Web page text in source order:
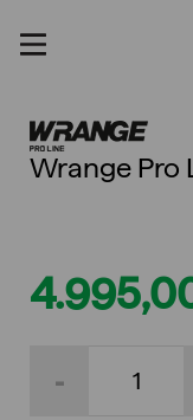
innehållet
Wrange Pro
-